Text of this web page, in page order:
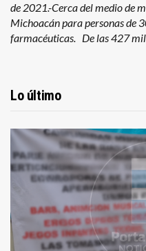
de 2021.-Cerca del medio de
Michoacán para personas de
farmacéuticas. De las 427
Lo último